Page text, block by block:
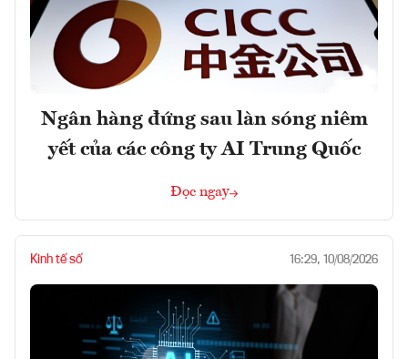
Ngân hàng đứng sau làn sóng niêm
yết của các công ty AI Trung Quốc
Đọc ngay
Kinh tế số 16:29, 10/08/2026